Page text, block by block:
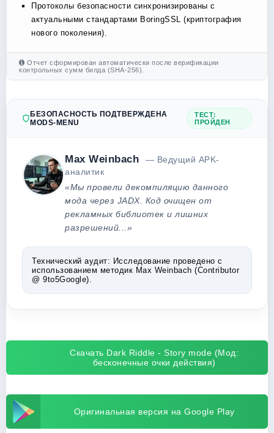
Протоколы безопасности синхронизированы с
актуальными стандартами BoringSSL (криптография
нового поколения).
Отчет сформирован автоматически после верификации
контрольных сумм билда (SHA-256).
БЕЗОПАСНОСТЬ ПОДТВЕРЖДЕНА
MODS-MENU
ТЕСТ:
ПРОЙДЕН
Max Weinbach
— Ведущий APK-
аналитик
«Мы провели декомпиляцию данного
мода через JADX. Код очищен от
рекламных библиотек и лишних
разрешений...»
Технический аудит: Исследование проведено с
использованием методик Max Weinbach (Contributor
@ 9to5Google).
Скачать Dark Riddle - Story mode (Мод:
бесконечные очки действия)
Оригинальная версия на Google Play